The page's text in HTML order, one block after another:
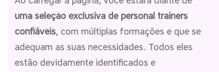
uma seleção exclusiva de personal trainers
confiáveis, com múltiplas formações e que se
adequam as suas necessidades. Todos eles
estão devidamente identificados e